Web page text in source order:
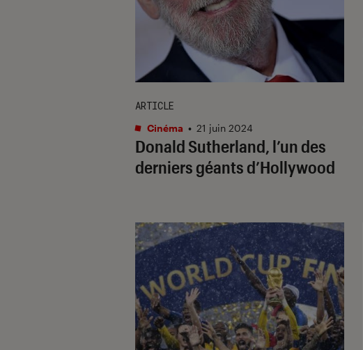
Donald Sutherland, l’un des
derniers géants d’Hollywood
ARTICLE
Cinéma • 21 juin 2024